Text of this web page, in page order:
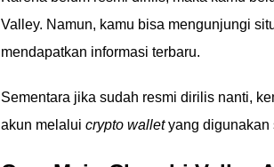
Valley. Namun, kamu bisa mengunjungi
mendapatkan informasi terbaru.
Sementara jika sudah resmi dirilis nanti,
akun melalui crypto walletyang digunakan